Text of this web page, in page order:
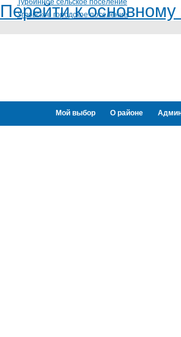
Перейти к
Турбинное сельское поселение
Угловское городское поселение
Мой выбор О районе